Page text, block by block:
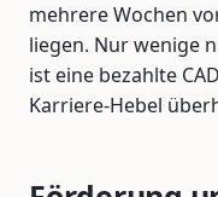
mehrere Wochen
liegen. Nur wenige
ist eine bezahlte
Karriere-Hebel